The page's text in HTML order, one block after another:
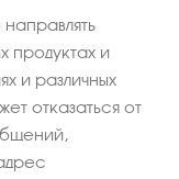
продуктах и
и различных
отказаться от